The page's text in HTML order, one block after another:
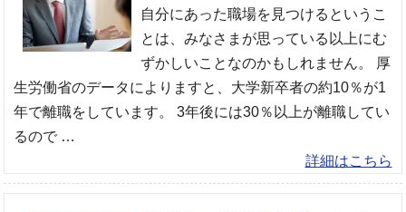
自分にあった職場を見つけるというこ
とは、みなさまが思っている以上にむ
ずかしいことなのかもしれません。 厚
生労働省のデータによりますと、大学新卒者の約10％が1
年で離職をしています。 3年後には30％以上が離職してい
るので …
詳細はこちら